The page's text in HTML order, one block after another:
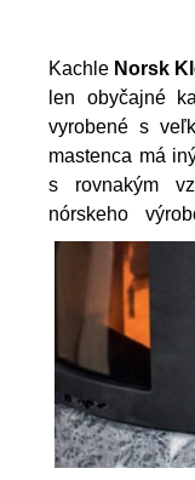
Kachle Norsk
len obyčajné
vyrobené s
mastenca má
s rovnakým
nórskeho